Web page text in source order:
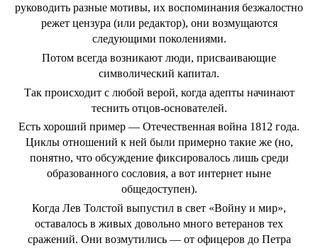
руководить разные мотивы, их воспоминания безжалостно
режет цензура (или редактор), они возмущаются
следующими поколениями.
Потом всегда возникают люди, присваивающие
символический капитал.
Так происходит с любой верой, когда адепты начинают
теснить отцов-основателей.
Есть хороший пример — Отечественная война 1812 года.
Циклы отношений к ней были примерно такие же (но,
понятно, что обсуждение фиксировалось лишь среди
образованного сословия, а вот интернет ныне
общедоступен).
Когда Лев Толстой выпустил в свет «Войну и мир»,
оставалось в живых довольно много ветеранов тех
сражений. Они возмутились — от офицеров до Петра